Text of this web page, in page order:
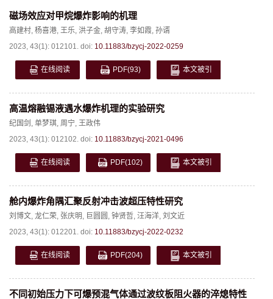
磁场效应对甲烷爆炸影响的机理
高建村, 杨喜港, 王乐, 洪子金, 胡守涛, 李如霞, 孙谞
2023, 43(1): 012101. doi: 10.11883/bzycj-2022-0259
在线阅读 PDF(93) 本文被引
高温熔融锡液遇水爆炸机理的实验研究
纪国剑 , 单梦琪, 周宁, 王政伟
2023, 43(1): 012102. doi: 10.11883/bzycj-2021-0496
在线阅读 PDF(102) 本文被引
舱内爆炸角隅汇聚反射冲击波超压特性研究
刘博文, 龙仁荣, 张庆明, 巨圆圆 , 钟贤哲, 汪海洋, 刘文近
2023, 43(1): 012201. doi: 10.11883/bzycj-2022-0232
在线阅读 PDF(204) 本文被引
不同初始压力下可爆预混气体通过波纹板阻火器的淬熄特性